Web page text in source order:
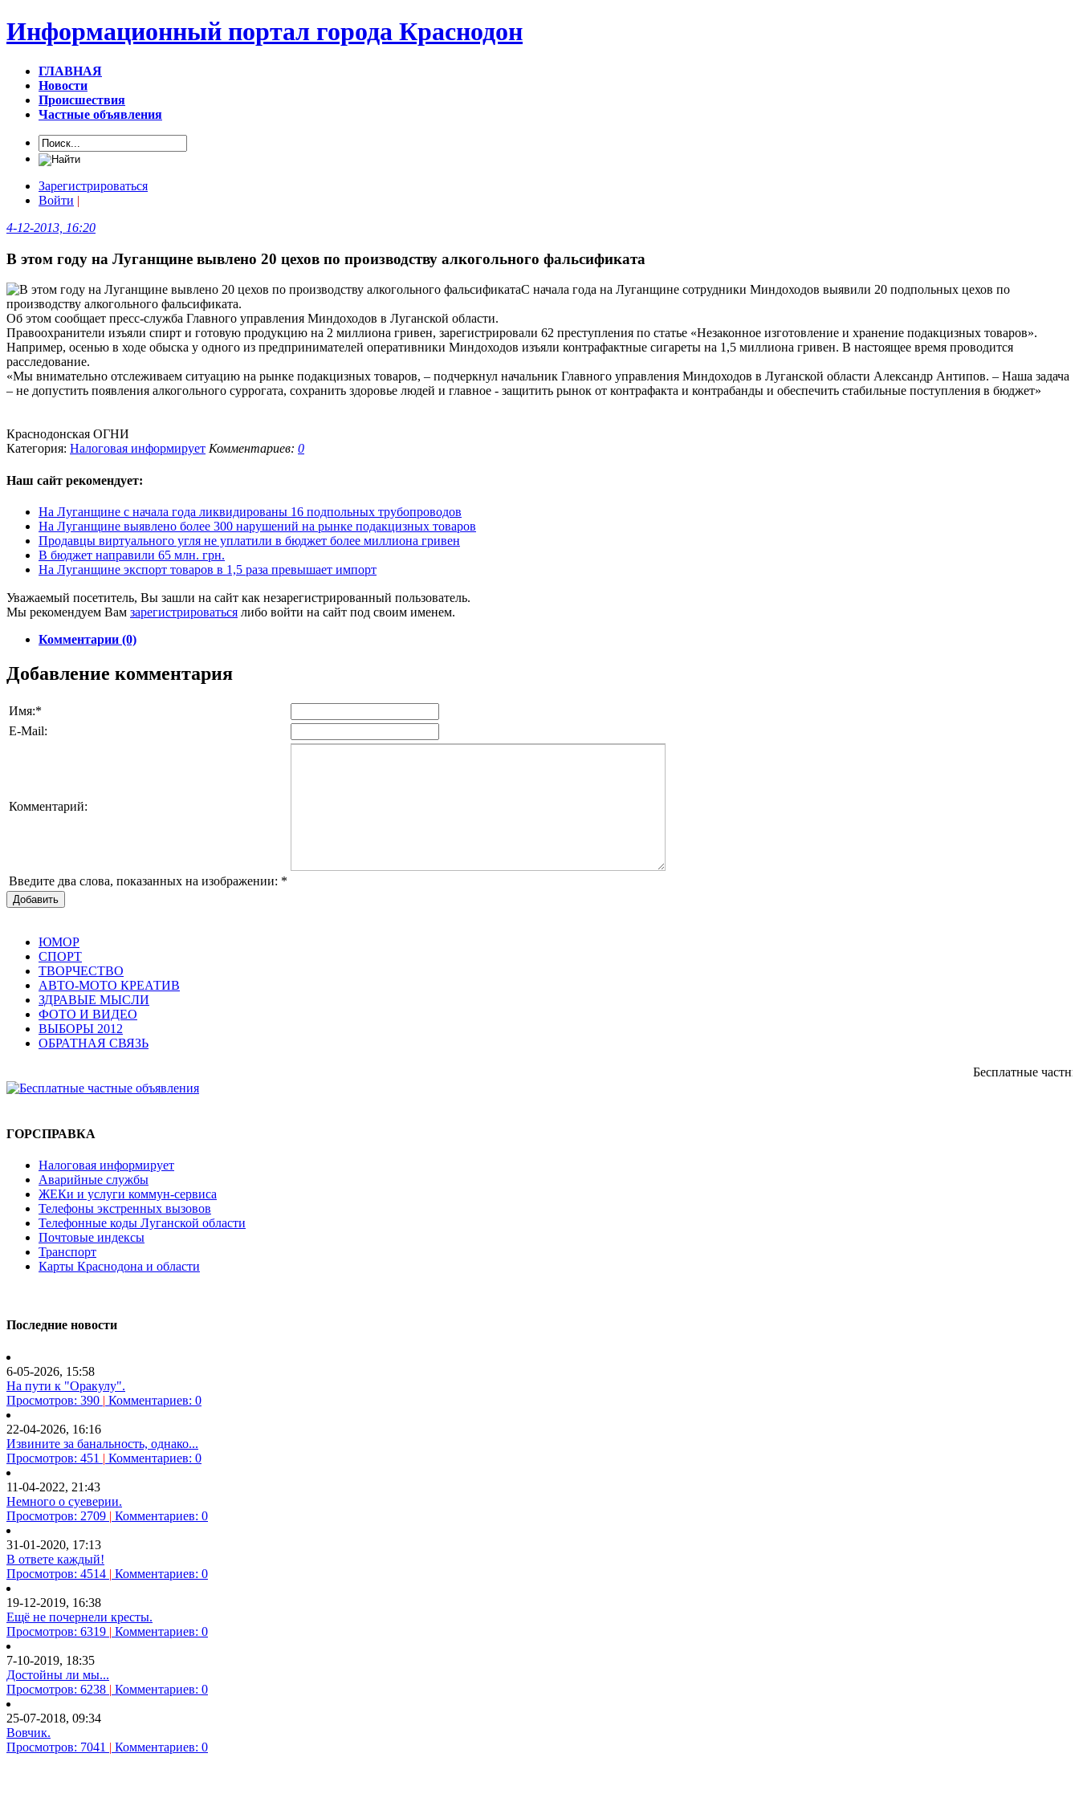
Информационный портал города Краснодон
ГЛАВНАЯ
Новости
Происшествия
Частные объявления
Зарегистрироваться
Войти |
4-12-2013, 16:20
В этом году на Луганщине вывлено 20 цехов по производству алкогольного фальсификата
С начала года на Луганщине сотрудники Миндоходов выявили 20 подпольных цехов по
производству алкогольного фальсификата.
Об этом сообщает пресс-служба Главного управления Миндоходов в Луганской области.
Правоохранители изъяли спирт и готовую продукцию на 2 миллиона гривен, зарегистрировали 62 преступления по статье «Незаконное изготовление и хранение подакцизных товаров».
Например, осенью в ходе обыска у одного из предпринимателей оперативники Миндоходов изъяли контрафактные сигареты на 1,5 миллиона гривен. В настоящее время проводится
расследование.
«Мы внимательно отслеживаем ситуацию на рынке подакцизных товаров, – подчеркнул начальник Главного управления Миндоходов в Луганской области Александр Антипов. – Наша задача
– не допустить появления алкогольного суррогата, сохранить здоровье людей и главное - защитить рынок от контрафакта и контрабанды и обеспечить стабильные поступления в бюджет»
Краснодонская ОГНИ
Категория: Налоговая информирует Комментариев: 0
Наш сайт рекомендует:
На Луганщине с начала года ликвидированы 16 подпольных трубопроводов
На Луганщине выявлено более 300 нарушений на рынке подакцизных товаров
Продавцы виртуального угля не уплатили в бюджет более миллиона гривен
В бюджет направили 65 млн. грн.
На Луганщине экспорт товаров в 1,5 раза превышает импорт
Уважаемый посетитель, Вы зашли на сайт как незарегистрированный пользователь.
Мы рекомендуем Вам зарегистрироваться либо войти на сайт под своим именем.
Комментарии (0)
Добавление комментария
Имя:*
E-Mail:
Комментарий:
Введите два слова, показанных на изображении: *
Добавить
ЮМОР
СПОРТ
ТВОРЧЕСТВО
АВТО-МОТО КРЕАТИВ
ЗДРАВЫЕ МЫСЛИ
ФОТО И ВИДЕО
ВЫБОРЫ 2012
ОБРАТНАЯ СВЯЗЬ
Бесплатные
ГОРСПРАВКА
Налоговая информирует
Аварийные службы
ЖЕКи и услуги коммун-сервиса
Телефоны экстренных вызовов
Телефонные коды Луганской области
Почтовые индексы
Транспорт
Карты Краснодона и области
Последние новости
6-05-2026, 15:58
На пути к "Оракулу".
Просмотров: 390 | Комментариев: 0
22-04-2026, 16:16
Извините за банальность, однако...
Просмотров: 451 | Комментариев: 0
11-04-2022, 21:43
Немного о суеверии.
Просмотров: 2709 | Комментариев: 0
31-01-2020, 17:13
В ответе каждый!
Просмотров: 4514 | Комментариев: 0
19-12-2019, 16:38
Ещё не почернели кресты.
Просмотров: 6319 | Комментариев: 0
7-10-2019, 18:35
Достойны ли мы...
Просмотров: 6238 | Комментариев: 0
25-07-2018, 09:34
Вовчик.
Просмотров: 7041 | Комментариев: 0